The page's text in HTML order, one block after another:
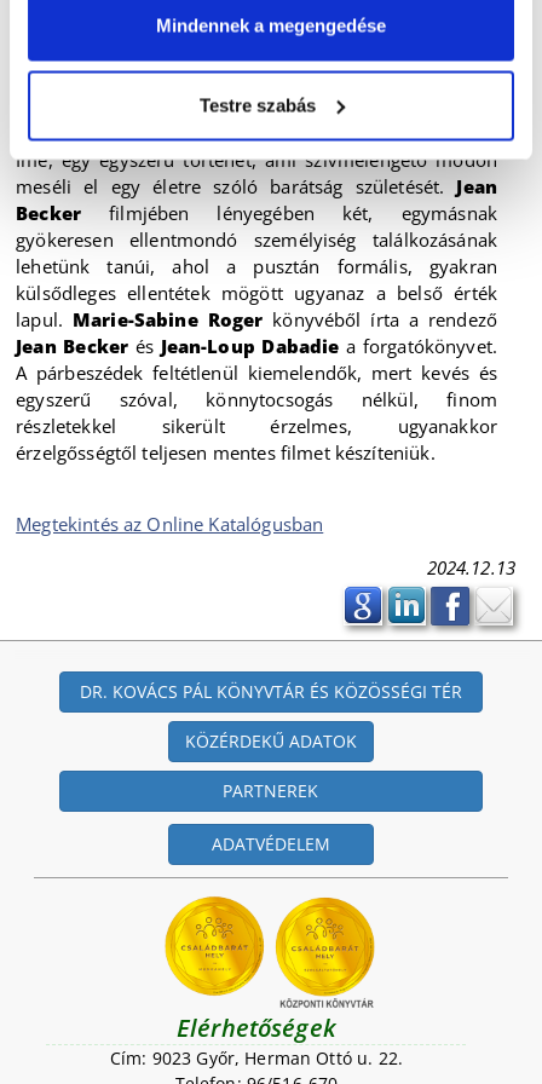
Mindennek a megengedése
Testre szabás
történt meg vele. Margueritte egy idő után szótárt
ajándékoz a férfinak, mert „A szótárt használni olyan,
benne, mint egy labirintusban. Aztán megáll és álmodik.
Íme, egy egyszerű történet, ami szívmelengető módon
meséli el egy életre szóló barátság születését. Jean
Becker filmjében lényegében két, egymásnak
gyökeresen ellentmondó személyiség találkozásának
lehetünk tanúi, ahol a pusztán formális, gyakran
külsődleges ellentétek mögött ugyanaz a belső érték
lapul. Marie-Sabine Roger könyvéből írta a rendező
Jean Becker és Jean-Loup Dabadie a forgatókönyvet.
A párbeszédek feltétlenül kiemelendők, mert kevés és
egyszerű szóval, könnytocsogás nélkül, finom
részletekkel sikerült érzelmes, ugyanakkor
érzelgősségtől teljesen mentes filmet készíteniük.
Megtekintés az Online Katalógusban
2024.12.13
DR. KOVÁCS PÁL KÖNYVTÁR ÉS KÖZÖSSÉGI TÉR
KÖZÉRDEKŰ ADATOK
PARTNEREK
ADATVÉDELEM
Elérhetőségek
Cím: 9023 Győr, Herman Ottó u. 22.